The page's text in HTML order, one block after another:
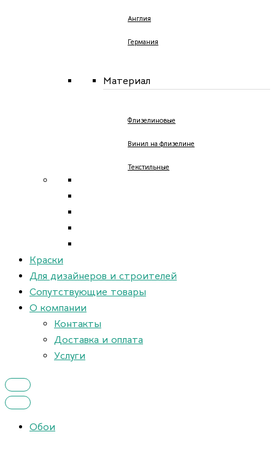
Англия
Германия
Материал
Флизелиновые
Винил на флизелине
Текстильные
Краски
Для дизайнеров и строителей
Сопутствующие товары
О компании
Контакты
Доставка и оплата
Услуги
Обои